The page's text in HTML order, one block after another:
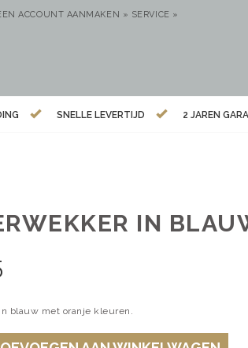
ACCOUNT AANMAKEN » SERVICE »
SNELLE LEVERTIJD 2 JAREN
IN
blauw met oranje kleuren.